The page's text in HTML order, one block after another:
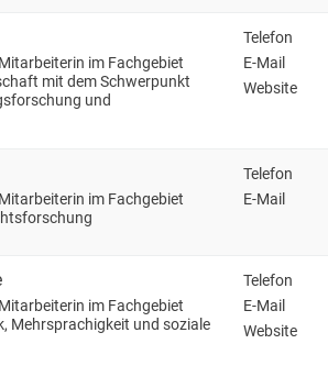
im Fachgebiet
mit dem Schwerpunkt
und
Telefon
E-Mail
Website
im Fachgebiet
Telefon
E-Mail
im Fachgebiet
Mehrsprachigkeit und soziale
Telefon
E-Mail
Website